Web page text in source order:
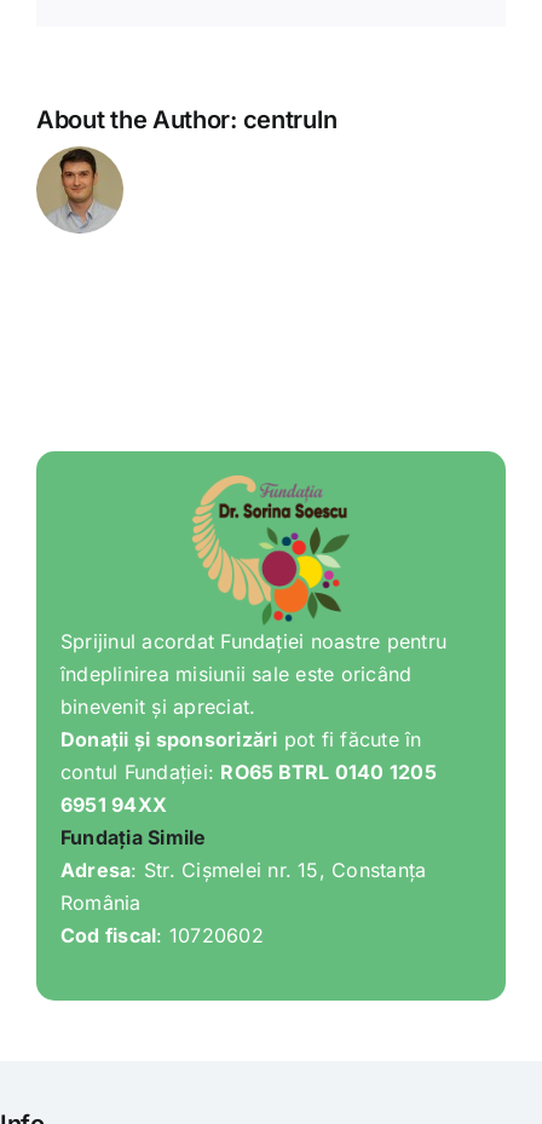
About the Author: centruln
Sprijinul acordat Fundației noastre pentru
îndeplinirea misiunii sale este oricând
binevenit și apreciat.
Donații și sponsorizări pot fi făcute în
contul Fundației: RO65 BTRL 0140 1205
6951 94XX
Fundația Simile
Adresa: Str. Cișmelei nr. 15, Constanța
România
Cod fiscal: 10720602